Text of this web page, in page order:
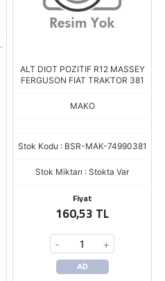
ALT DIOT POZITIF R12 MASSEY
FERGUSON FIAT TRAKTOR 381
MAKO
Stok Kodu : BSR-MAK-74990381
Stok Miktarı : Stokta Var
Fiyat
160,53 TL
- +
AD